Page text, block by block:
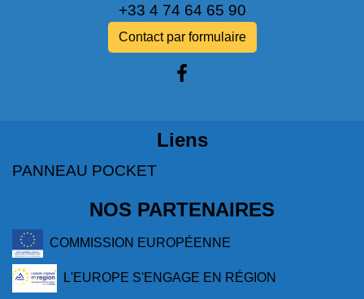
+33 4 74 64 65 90
Contact par formulaire
Liens
PANNEAU POCKET
NOS PARTENAIRES
COMMISSION EUROPÉENNE
L'EUROPE S'ENGAGE EN RÉGION